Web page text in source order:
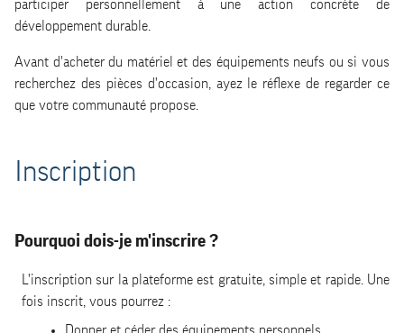
Les annonces de dons
Le contact avec le preneur
participer personnellement à une action concrète de
développement durable.
Avant d'acheter du matériel et des équipements neufs ou si vous
recherchez des pièces d'occasion, ayez le réflexe de regarder ce
que votre communauté propose.
Inscription
Pourquoi dois-je m'inscrire ?
L'inscription sur la plateforme est gratuite, simple et rapide. Une
fois inscrit, vous pourrez :